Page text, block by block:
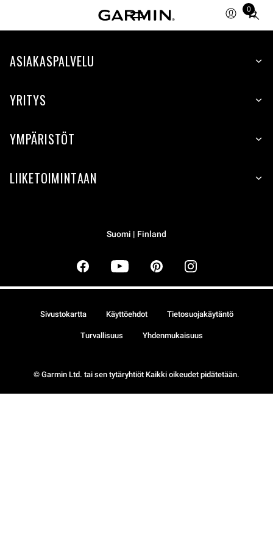
0
Total
items
cart:
ASIAKASPALVELU
YRITYS
YMPÄRISTÖT
LIIKETOIMINTAAN
Suomi | Finland
© Garmin Ltd. tai sen tytäryhtiöt Kaikki oikeudet pidätetään.
Sivustokartta Käyttöehdot Tietosuojakäytäntö
Turvallisuus Yhdenmukaisuus